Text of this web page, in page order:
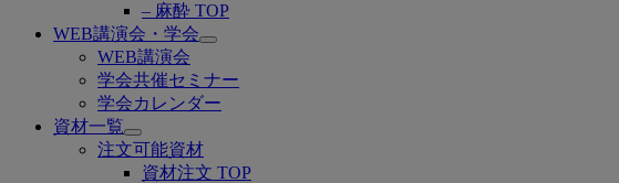
– 麻酔 TOP
WEB講演会・学会
Open
WEB講演会
学会共催セミナー
学会カレンダー
資材一覧
Open
submenu
注文可能資材
資材注文 TOP